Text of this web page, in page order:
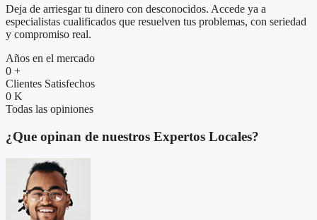
Deja de arriesgar tu dinero con desconocidos. Accede ya a
especialistas cualificados que resuelven tus problemas, con seriedad
y compromiso real.
Años en el mercado
0 +
Clientes Satisfechos
0 K
Todas las opiniones
¿Que opinan de nuestros Expertos Locales?